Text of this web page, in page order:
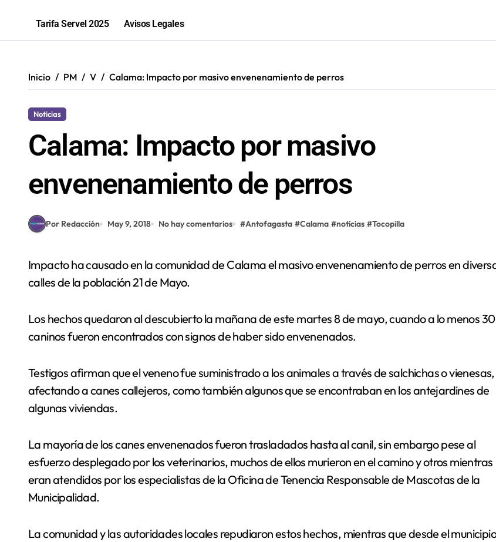
Tarifa Servel 2025 Avisos Legales
Inicio PM V Calama: Impacto por masivo envenenamiento de perros
Noticias
Calama: Impacto por masivo
envenenamiento de perros
Por Redacción May 9, 2018 No hay comentarios #Antofagasta #Calama #noticias #Tocopilla
Impacto ha causado en la comunidad de Calama el masivo envenenamiento de perros en diversas
calles de la población 21 de Mayo.
Los hechos quedaron al descubierto la mañana de este martes 8 de mayo, cuando a lo menos 30
caninos fueron encontrados con signos de haber sido envenenados.
Testigos afirman que el veneno fue suministrado a los animales a través de salchichas o vienesas,
afectando a canes callejeros, como también algunos que se encontraban en los antejardines de
algunas viviendas.
La mayoría de los canes envenenados fueron trasladados hasta al canil, sin embargo pese al
esfuerzo desplegado por los veterinarios, muchos de ellos murieron en el camino y otros mientras
eran atendidos por los especialistas de la Oficina de Tenencia Responsable de Mascotas de la
Municipalidad.
La comunidad y las autoridades locales repudiaron estos hechos, mientras que desde el municipio